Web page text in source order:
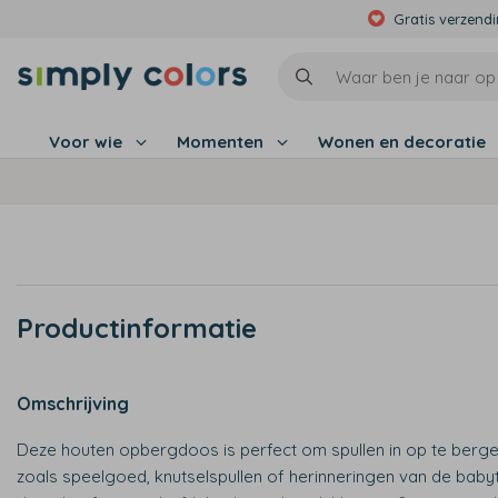
Gratis
Voor wie Momenten Wonen en decoratie
Productinformatie
Omschrijving
Deze houten opbergdoos is perfect om spullen in op te
zoals speelgoed, knutselspullen of herinneringen van de